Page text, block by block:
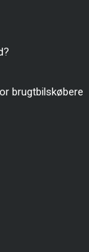
brugtbilskøbere